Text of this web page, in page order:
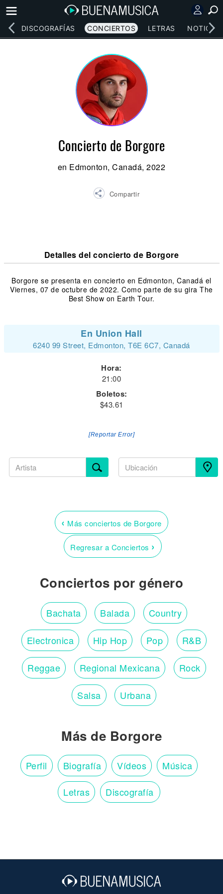
DISCOGRAFÍAS CONCIERTOS LETRAS NOTICIAS
Concierto de Borgore
en Edmonton, Canadá, 2022
Compartir
Detalles del concierto de Borgore
Borgore se presenta en concierto en Edmonton, Canadá el
Viernes, 07 de octubre de 2022. Como parte de su gira The
Best Show on Earth Tour.
En Union Hall
6240 99 Street, Edmonton, T6E 6C7, Canadá
Hora:
21:00
Boletos:
$43.61
[Reportar Error]
‹ Más conciertos de Borgore
Regresar a Conciertos ›
Conciertos por género
Bachata Balada Country
Electronica Hip Hop Pop R&B
Reggae Regional Mexicana Rock
Salsa Urbana
Más de Borgore
Perfil Biografía Vídeos Música
Letras Discografía